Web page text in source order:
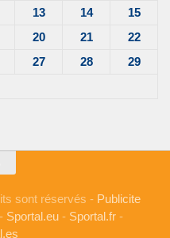
13 14
15
20 21
22
27 28
29
sont réservés - Publicite
- Sportal.eu - Sportal.fr -